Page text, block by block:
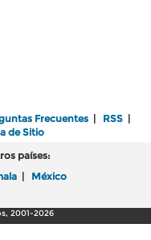
Frecuentes | RSS |
de Sitio
países:
| México
2001-2026